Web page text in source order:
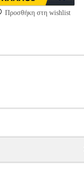
Προσθήκη στη wishlist